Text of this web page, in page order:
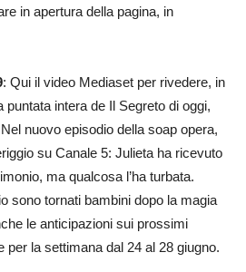
in apertura della pagina, in
: Qui il video Mediaset per rivedere, in
intera de Il Segreto di oggi,
nuovo episodio della soap opera,
su Canale 5: Julieta ha ricevuto
ma qualcosa l’ha turbata.
sono tornati bambini dopo la magia
le anticipazioni sui prossimi
per la settimana dal 24 al 28 giugno.